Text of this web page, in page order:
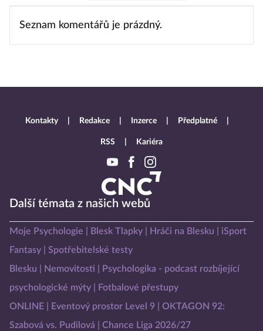
Seznam komentářů je prázdný.
Další témata z našich webů
Moje Psychologie Blesk Tlapky Hráči na Blesku
iSport
Fantasy
Spotřebitelské testy
Blesku
Nemovitosti
Psychologika - podcast rozbíjející
psychologické mýty
Fotbalové přestupy
ONLINE
Eventový prostor Level 9
OKTAGON 92:
Szabová vs. Pudilová
Chance Liga 2026/27
Kontakty Redakce Inzerce Předplatné
RSS Kariéra